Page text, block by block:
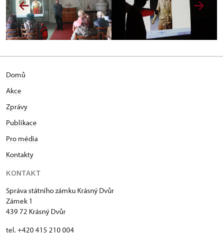
Domů
Akce
Zprávy
Publikace
Pro média
Kontakty
KONTAKT
Správa státního zámku Krásný Dvůr
Zámek 1
439 72 Krásný Dvůr
tel. +420 415 210 004